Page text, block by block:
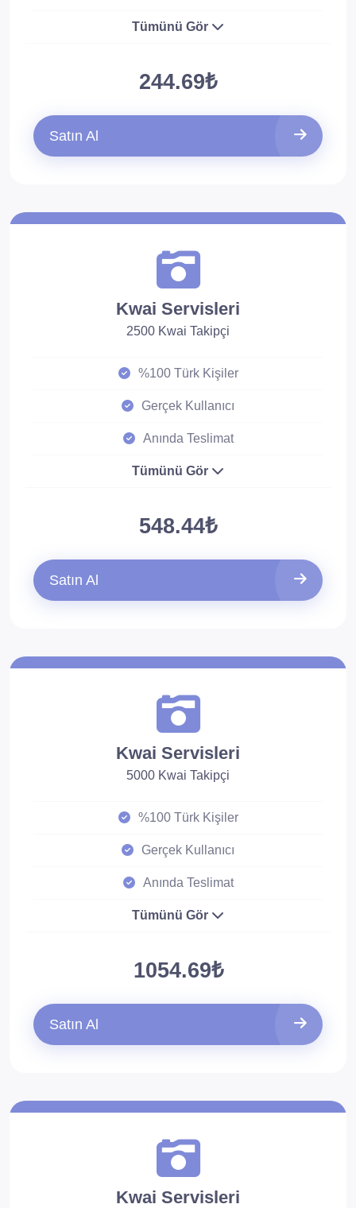
Tümünü Gör
244.69₺
Satın Al
Kwai Servisleri
2500 Kwai Takipçi
%100 Türk Kişiler
Gerçek Kullanıcı
Anında Teslimat
Tümünü Gör
548.44₺
Satın Al
Kwai Servisleri
5000 Kwai Takipçi
%100 Türk Kişiler
Gerçek Kullanıcı
Anında Teslimat
Tümünü Gör
1054.69₺
Satın Al
Kwai Servisleri